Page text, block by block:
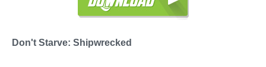
Don't Starve: Shipwrecked